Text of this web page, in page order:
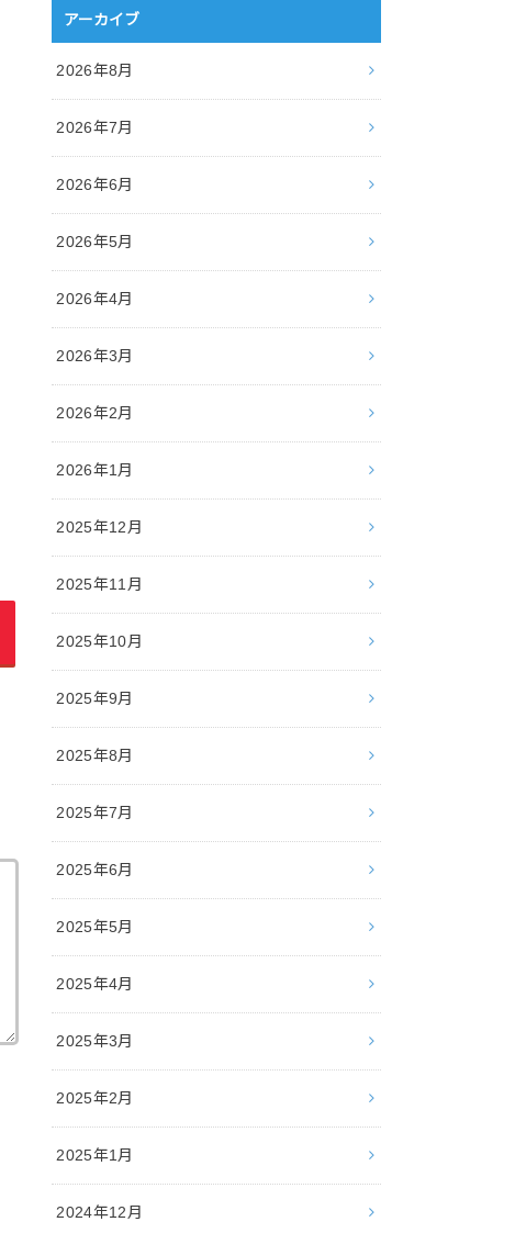
アーカイブ
2026年8月
2026年7月
2026年6月
2026年5月
2026年4月
2026年3月
2026年2月
2026年1月
2025年12月
2025年11月
2025年10月
2025年9月
2025年8月
2025年7月
2025年6月
2025年5月
2025年4月
2025年3月
2025年2月
2025年1月
2024年12月